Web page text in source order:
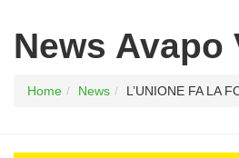
News Avapo
Home News L’UNIONE FA LA